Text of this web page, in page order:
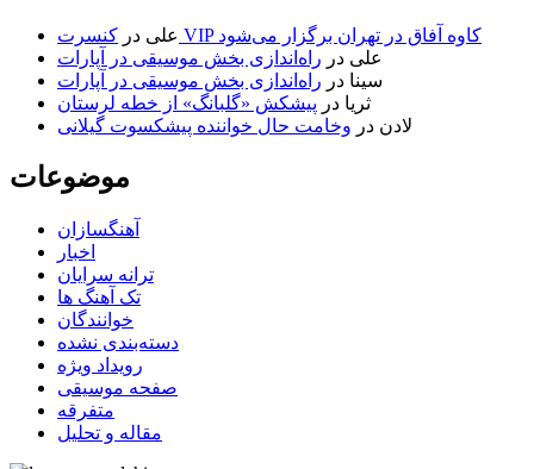
علی در
کنسرت VIP کاوه آفاق در تهران برگزار می‌شود
علی در راه‌اندازی بخش موسیقی در آپارات
سینا در راه‌اندازی بخش موسیقی در آپارات
ثریا در پیشکش «گلبانگ» از خطه لرستان
لادن در وخامت حال خواننده پیشکسوت گیلانی
موضوعات
آهنگسازان
اخبار
ترانه سرایان
تک آهنگ ها
خوانندگان
دسته‌بندی نشده
رویداد ویژه
صفحه موسیقی
متفرقه
مقاله و تحلیل